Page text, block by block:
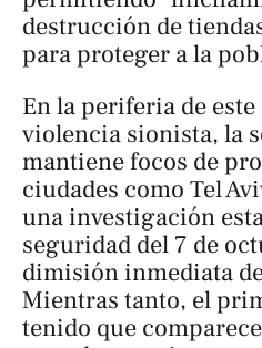
destrucción de
para proteger a la
En la periferia de
violencia sionista, la
mantiene focos de
ciudades como Tel
una investigación
seguridad del 7 de
dimisión inmediata
Mientras tanto, el
tenido que